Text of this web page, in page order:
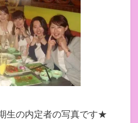
生の内定者の写真です★